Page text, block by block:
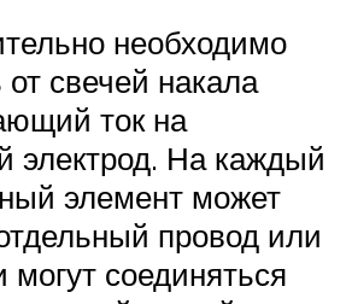
необходимо
от свечей накала
ток на
электрод. На каждый
элемент может
провод или
могут соединяться